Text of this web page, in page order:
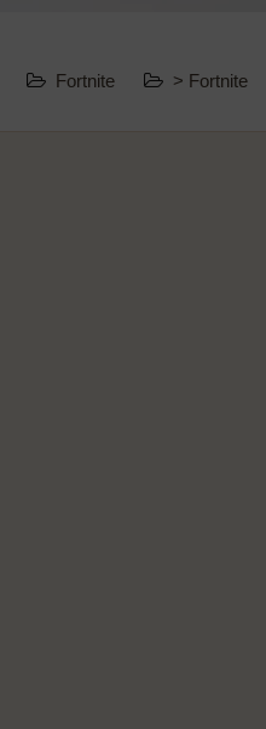
Fortnite > Fortnite